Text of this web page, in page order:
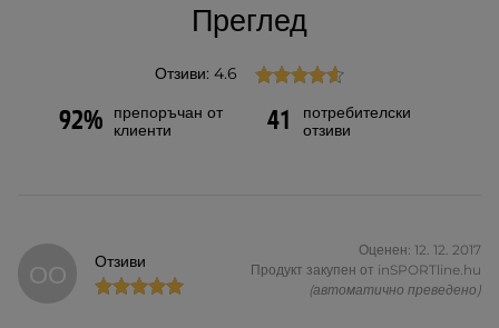
Преглед
Отзиви: 4.6
92%
препоръчан от
клиенти
41
потребителски
отзиви
ОО Отзиви
Оценен: 12. 12. 2017
Продукт закупен от inSPORTline.hu
(автоматично преведено)